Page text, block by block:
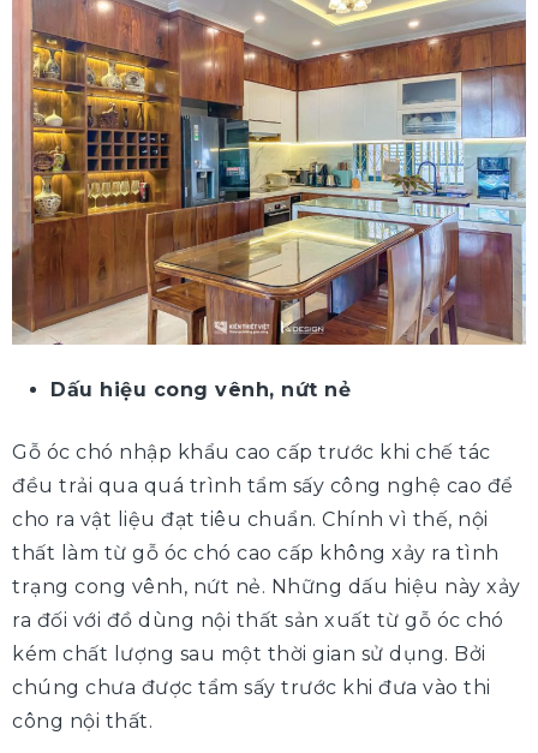
Dấu hiệu cong vênh, nứt nẻ
Gỗ óc chó nhập khẩu cao cấp trước khi chế tác
đều trải qua quá trình tẩm sấy công nghệ cao để
cho ra vật liệu đạt tiêu chuẩn. Chính vì thế, nội
thất làm từ gỗ óc chó cao cấp không xảy ra tình
trạng cong vênh, nứt nẻ. Những dấu hiệu này xảy
ra đối với đồ dùng nội thất sản xuất từ gỗ óc chó
kém chất lượng sau một thời gian sử dụng. Bởi
chúng chưa được tẩm sấy trước khi đưa vào thi
công nội thất.